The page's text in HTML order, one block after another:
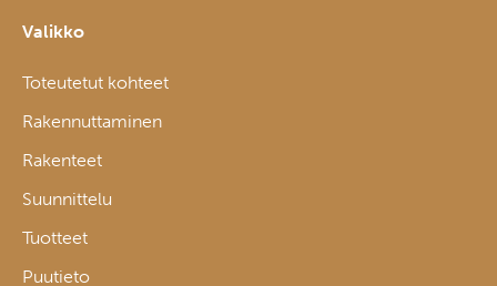
Valikko
Toteutetut kohteet
Rakennuttaminen
Rakenteet
Suunnittelu
Tuotteet
Puutieto